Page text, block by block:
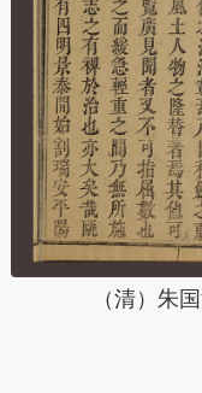
（清）朱